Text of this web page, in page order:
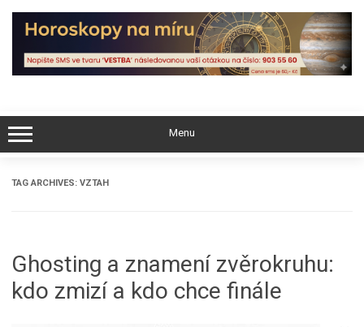
Skip
content
Menu
TAG ARCHIVES: VZTAH
Ghosting a znamení zvěrokruhu:
kdo zmizí a kdo chce finále